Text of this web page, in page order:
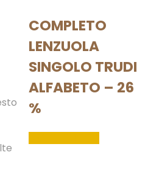
COMPLETO
LENZUOLA
SINGOLO TRUDI
ALFABETO – 26
%